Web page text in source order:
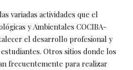
variadas actividades que el
y Ambientales COCIBA-
el desarrollo profesional y
Otros sitios donde los
frecuentemente para realizar